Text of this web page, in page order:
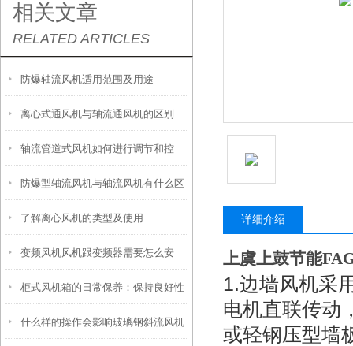
相关文章
RELATED ARTICLES
防爆轴流风机适用范围及用途
离心式通风机与轴流通风机的区别
轴流管道式风机如何进行调节和控
制？
防爆型轴流风机与轴流风机有什么区
别
了解离心风机的类型及使用
变频风机风机跟变频器需要怎么安
装，怎么接线
柜式风机箱的日常保养：保持良好性
能的关键
什么样的操作会影响玻璃钢斜流风机
详细介绍
上虞上鼓节能
1.边墙风机采
电机直联传动
或轻钢压型墙